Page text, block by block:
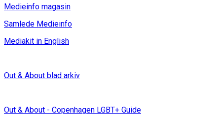
Medieinfo magasin
Samlede Medieinfo
Mediakit in English
Out & About blad arkiv
Out & About - Copenhagen LGBT+ Guide